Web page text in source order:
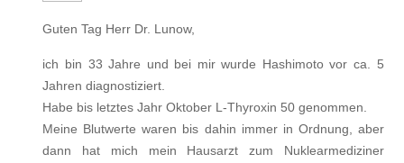
Guten Tag Herr Dr. Lunow,
ich bin 33 Jahre und bei mir wurde Hashimoto vor ca. 5
Jahren diagnostiziert.
Habe bis letztes Jahr Oktober L-Thyroxin 50 genommen.
Meine Blutwerte waren bis dahin immer in Ordnung, aber
dann hat mich mein Hausarzt zum Nuklearmediziner